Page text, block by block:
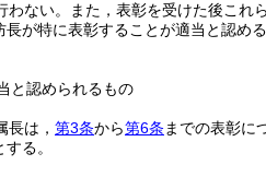
ない。
また，表彰を受けた後これ
長が特に表彰することが適当と認め
と認められるもの
は， 第3条から第6条 までの表彰に
る。